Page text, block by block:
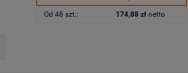
Od 48 szt.: 174,88 zł netto